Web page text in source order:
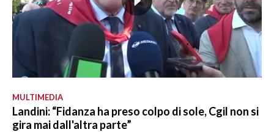
MULTIMEDIA
Landini: “Fidanza ha preso colpo di sole, Cgil non si
gira mai dall'altra parte”